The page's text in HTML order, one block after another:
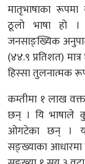
मातृभाषाका
ठूलो भाषा हो ।
जनसाङ्ख्यिक
(४४.९ प्रतिशत)
हिस्सा तुलनात्मक
कम्तीमा १ लाख
छन् । यि भाषाले
ओगटेका छन् ।
सङ्ख्याका आधारमा